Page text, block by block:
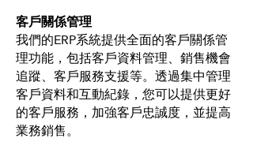
客戶關係管理
我們的ERP系統提供全面的客戶關係管
理功能，包括客戶資料管理、銷售機會
追蹤、客戶服務支援等。透過集中管理
客戶資料和互動紀錄，您可以提供更好
的客戶服務，加強客戶忠誠度，並提高
業務銷售。